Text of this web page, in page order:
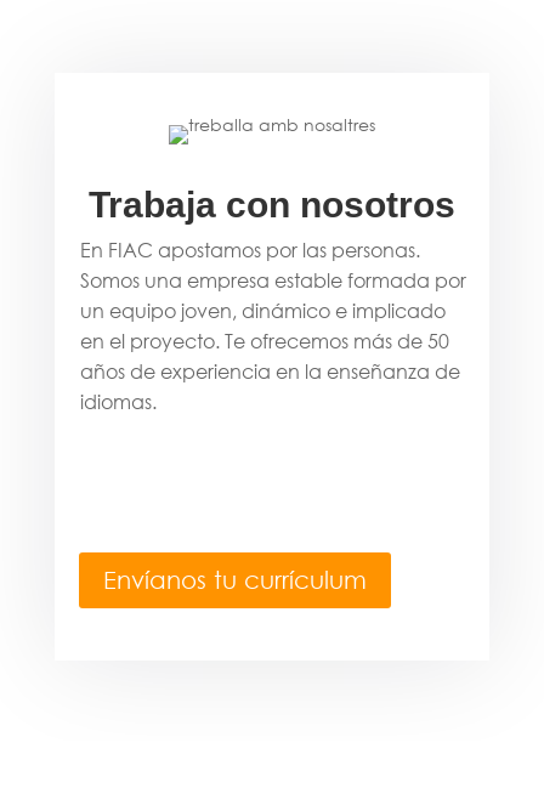
Trabaja con nosotros
En FIAC apostamos por las personas.
Somos una empresa estable formada por
un equipo joven, dinámico e implicado
en el proyecto. Te ofrecemos más de 50
años de experiencia en la enseñanza de
idiomas.
Envíanos tu currículum